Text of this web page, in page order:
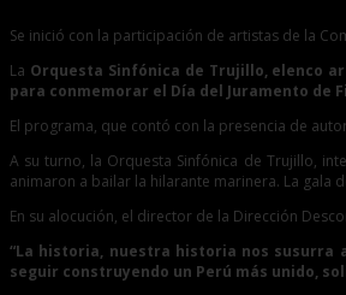
Se inició con la participación de artistas de la
La Orquesta Sinfónica de Trujillo, elenco
para conmemorar el Día del Juramento de
El programa, que contó con la presencia de
A su turno, la Orquesta Sinfónica de Trujillo,
animaron a bailar la hilarante marinera. La
En su alocución, el director de la Dirección
“La historia, nuestra historia nos susurra
seguir construyendo un Perú más unido,